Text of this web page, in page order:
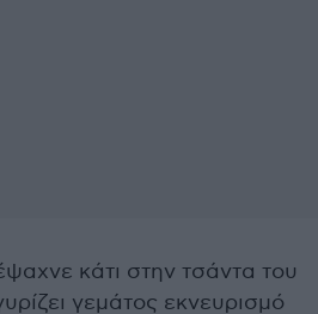
κάτι στην τσάντα του
γεμάτος εκνευρισμό